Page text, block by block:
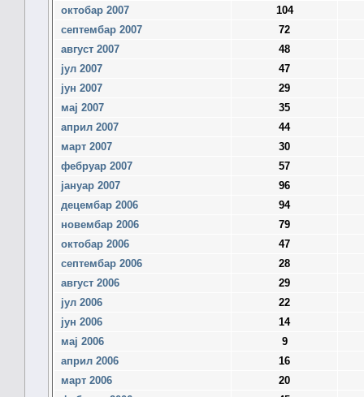
октобар 2007
104
септембар 2007
72
август 2007
48
јул 2007
47
јун 2007
29
мај 2007
35
април 2007
44
март 2007
30
фебруар 2007
57
јануар 2007
96
децембар 2006
94
новембар 2006
79
октобар 2006
47
септембар 2006
28
август 2006
29
јул 2006
22
јун 2006
14
мај 2006
9
април 2006
16
март 2006
20